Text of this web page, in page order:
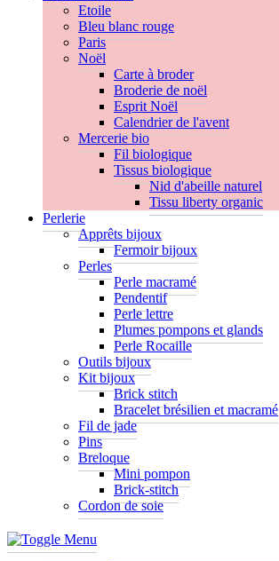
Etoile
Bleu blanc rouge
Paris
Noël
Carte à broder
Broderie de noël
Esprit Noël
Calendrier de l'avent
Mercerie bio
Fil biologique
Tissus biologique
Nid d'abeille naturel
Tissu liberty organic
Perlerie
Apprêts bijoux
Fermoir bijoux
Perles
Perle macramé
Pendentif
Perle lettre
Plumes pompons et glands
Perle Rocaille
Outils bijoux
Kit bijoux
Brick stitch
Bracelet brésilien et macramé
Fil de jade
Pins
Breloque
Mini pompon
Brick-stitch
Cordon de soie